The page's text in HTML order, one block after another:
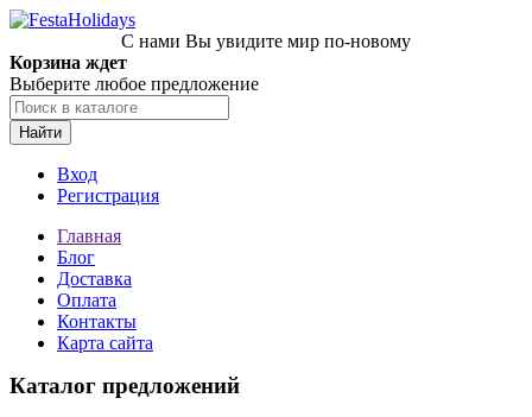
С нами Вы увидите мир по-новому
Корзина ждет
Выберите любое предложение
Найти
Вход
Регистрация
Главная
Блог
Доставка
Оплата
Контакты
Карта сайта
Каталог предложений